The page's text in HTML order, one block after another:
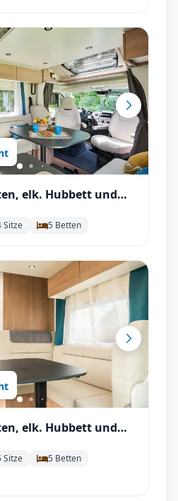
elk. Hubbett und
für bis zu 4
Sitze 5 Betten
elk. Hubbett und
für bis zu 5
Sitze 5 Betten